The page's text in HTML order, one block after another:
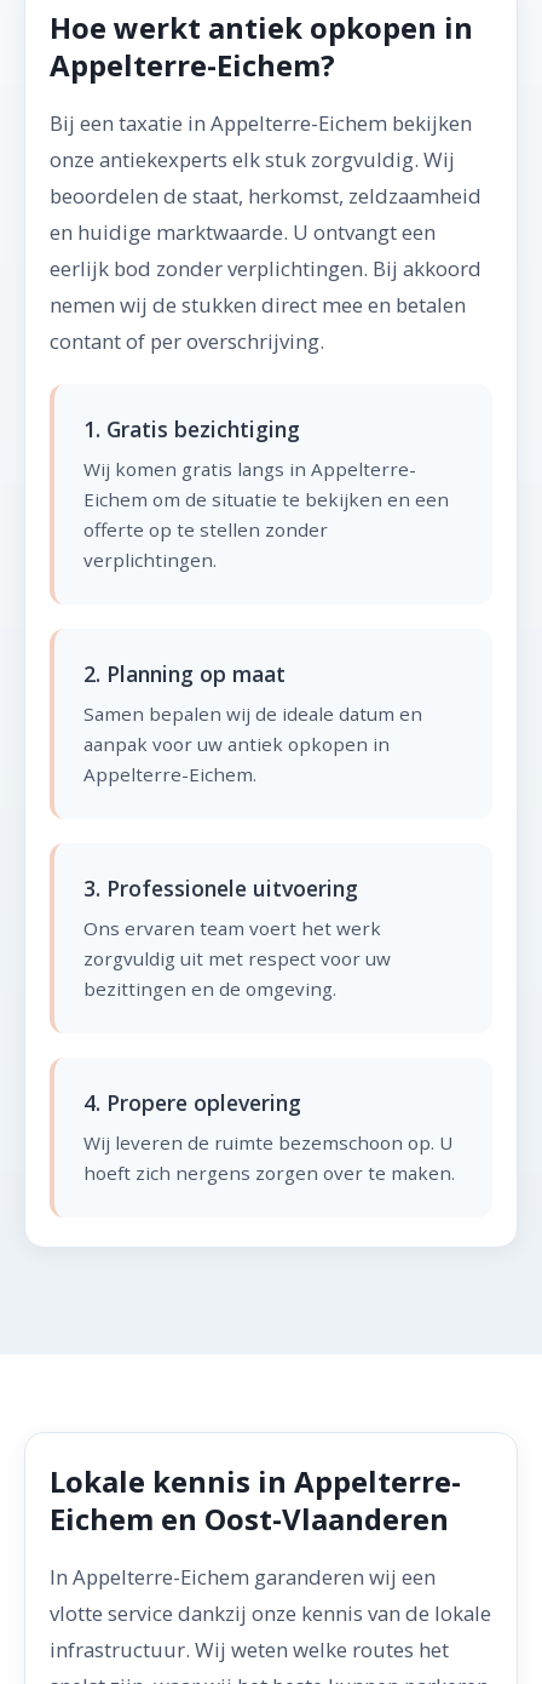
Hoe werkt antiek opkopen in
Appelterre-Eichem?
Bij een taxatie in Appelterre-Eichem bekijken
onze antiekexperts elk stuk zorgvuldig. Wij
beoordelen de staat, herkomst, zeldzaamheid
en huidige marktwaarde. U ontvangt een
eerlijk bod zonder verplichtingen. Bij akkoord
nemen wij de stukken direct mee en betalen
contant of per overschrijving.
1. Gratis bezichtiging
Wij komen gratis langs in Appelterre-
Eichem om de situatie te bekijken en een
offerte op te stellen zonder
verplichtingen.
2. Planning op maat
Samen bepalen wij de ideale datum en
aanpak voor uw antiek opkopen in
Appelterre-Eichem.
3. Professionele uitvoering
Ons ervaren team voert het werk
zorgvuldig uit met respect voor uw
bezittingen en de omgeving.
4. Propere oplevering
Wij leveren de ruimte bezemschoon op. U
hoeft zich nergens zorgen over te maken.
Lokale kennis in Appelterre-
Eichem en Oost-Vlaanderen
In Appelterre-Eichem garanderen wij een
vlotte service dankzij onze kennis van de lokale
infrastructuur. Wij weten welke routes het